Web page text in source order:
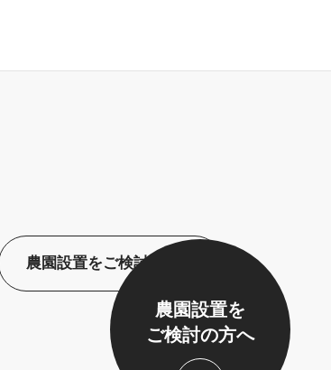
農園設置をご検討の方へ
農園設置を
ご検討の方へ